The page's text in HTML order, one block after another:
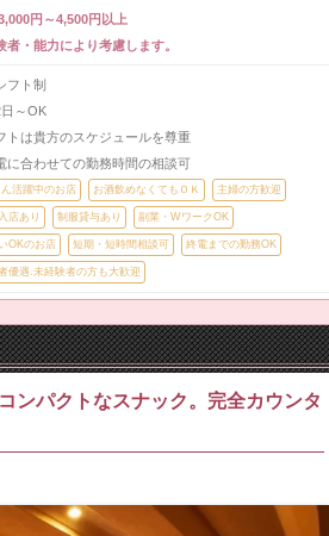
円～4,500円以上
・能力により考慮します。
フト制
～OK
トは貴方のスケジュールを尊重
に合わせての勤務時間の相談可
活躍中のお店 お酒飲めなくてもＯＫ 主婦の方歓迎
店あり 制服貸与あり 副業・WワークOK
OKのお店 短期・短時間相談可 終電までの勤務OK
優遇.未経験者の方も大歓迎
ンパクトなスナック。完全カウンタ